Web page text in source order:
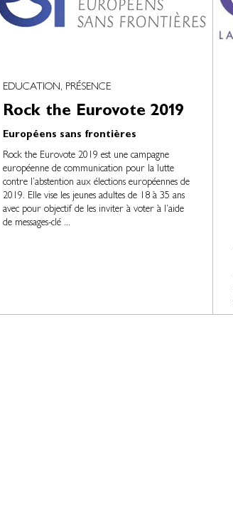
EDUCATION, PRÉSENCE
Rock the Eurovote 2019
Européens sans frontières
Rock the Eurovote 2019 est une campagne
européenne de communication pour la lutte
contre l’abstention aux élections européennes de
2019. Elle vise les jeunes adultes de 18 à 35 ans
avec pour objectif de les inviter à voter à l’aide
de messages-clé ...